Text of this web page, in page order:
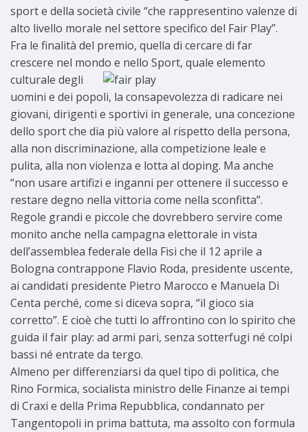
sport e della società civile “che rappresentino valenze di
alto livello morale nel settore specifico del Fair Play”.
Fra le finalità del premio, quella di cercare di far
crescere nel mondo e nello Sport, quale elemento
culturale degli
uomini e dei popoli, la consapevolezza di radicare nei
giovani, dirigenti e sportivi in generale, una concezione
dello sport che dia più valore al rispetto della persona,
alla non discriminazione, alla competizione leale e
pulita, alla non violenza e lotta al doping. Ma anche
“non usare artifizi e inganni per ottenere il successo e
restare degno nella vittoria come nella sconfitta”.
Regole grandi e piccole che dovrebbero servire come
monito anche nella campagna elettorale in vista
dell’assemblea federale della Fisi che il 12 aprile a
Bologna contrappone Flavio Roda, presidente uscente,
ai candidati presidente Pietro Marocco e Manuela Di
Centa perché, come si diceva sopra, “il gioco sia
corretto”. E cioè che tutti lo affrontino con lo spirito che
guida il fair play: ad armi pari, senza sotterfugi né colpi
bassi né entrate da tergo.
Almeno per differenziarsi da quel tipo di politica, che
Rino Formica, socialista ministro delle Finanze ai tempi
di Craxi e della Prima Repubblica, condannato per
Tangentopoli in prima battuta, ma assolto con formula